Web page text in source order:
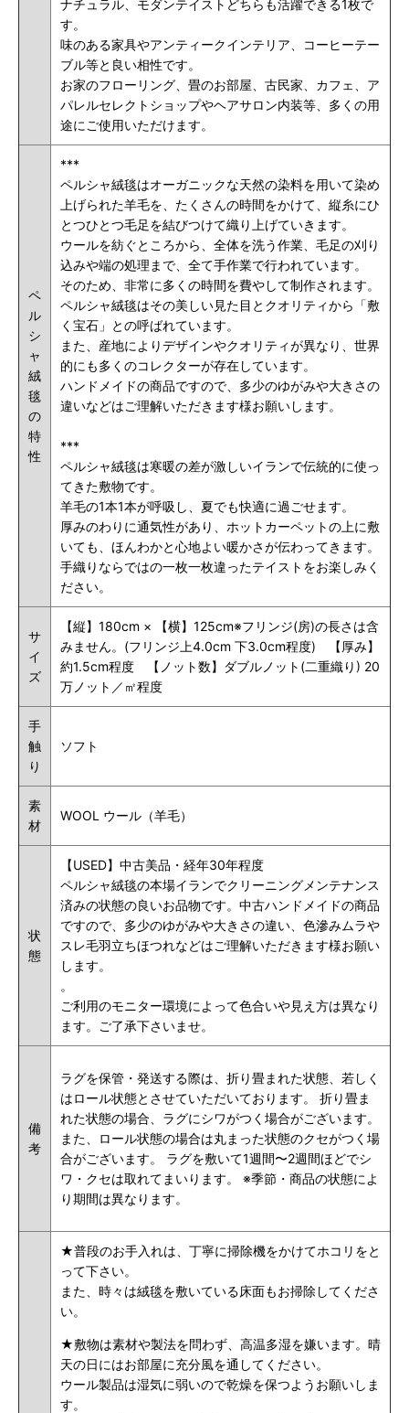
ナチュラル、モダンテイストどちらも活躍できる1枚で
す。
味のある家具やアンティークインテリア、コーヒーテー
ブル等と良い相性です。
お家のフローリング、畳のお部屋、 古民家、 カフェ、ア
パレルセレクトショップやヘアサロン内装等、多くの用
途にご使用いただけます。
ペ
ル
シ
ャ
絨
毯
の
特
性
***
ペルシャ絨毯はオーガニックな天然の染料を用いて染め
上げられた羊毛を、たくさんの時間をかけて、縦糸にひ
とつひとつ毛足を結びつけて織り上げていきます。
ウールを紡ぐところから、全体を洗う作業、毛足の刈り
込みや端の処理まで、全て手作業で行われています。
そのため、非常に多くの時間を費やして制作されます。
ペルシャ絨毯はその美しい見た目とクオリティから「敷
く宝石」との呼ばれています。
また、産地によりデザインやクオリティが異なり、世界
的にも多くのコレクターが存在しています。
ハンドメイドの商品ですので、多少のゆがみや大きさの
違いなどはご理解いただきます様お願いします。
***
ペルシャ絨毯は寒暖の差が激しいイランで伝統的に使っ
てきた敷物です。
羊毛の1本1本が呼吸し、夏でも快適に過ごせます。
厚みのわりに通気性があり、ホットカーペットの上に敷
いても、ほんわかと心地よい暖かさが伝わってきます。
手織りならではの一枚一枚違ったテイストをお楽しみく
ださい。
サ
イ
ズ
【縦】180cm × 【横】125cm※フリンジ(房)の長さは含
みません。(フリンジ上4.0cm 下3.0cm程度) 【厚み】
約1.5cm程度 【ノット数】ダブルノット(二重織り) 20
万ノット／㎡程度
手
触
り
ソフト
素
材
WOOL ウール（羊毛）
状
態
【USED】中古美品・ 経年30年程度
ペルシャ絨毯の本場イランでクリーニングメンテナンス
済みの状態の良いお品物です。中古ハンドメイドの商品
ですので、多少のゆがみや大きさの違い、色滲みムラや
スレ毛羽立ちほつれなどはご理解いただきます様お願い
します。
。
ご利用のモニター環境によって色合いや見え方は異なり
ます。ご了承下さいませ。
備
考
ラグを保管・発送する際は、折り畳まれた状態、若しく
はロール状態とさせていただいております。 折り畳ま
れた状態の場合、ラグにシワがつく場合がございます。
また、ロール状態の場合は丸まった状態のクセがつく場
合がございます。 ラグを敷いて1週間〜2週間ほどでシ
ワ・クセは取れてまいります。 ※季節・商品の状態によ
り期間は異なります。
★普段のお手入れは、丁寧に掃除機をかけてホコリをと
って下さい。
また、時々は絨毯を敷いている床面もお掃除してくださ
い。
★敷物は素材や製法を問わず、高温多湿を嫌います。晴
天の日にはお部屋に充分風を通してください。
ウール製品は湿気に弱いので乾燥を保つようお願いしま
す。